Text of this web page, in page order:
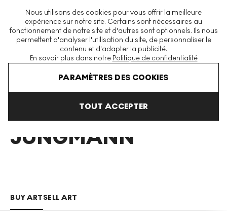
Nous utilisons des cookies pour vous offrir la meilleure
expérience sur notre site. Certains sont nécessaires au
fonctionnement de notre site et d'autres sont optionnels. Ils nous
permettent d'analyser l'utilisation du site, de personnaliser le
contenu et d'adapter la publicité.
En savoir plus dans notre Politique de confidentialité
PARAMÈTRES DES COOKIES
TOUT ACCEPTER
La plus grande plateforme mondiale d'estampes et éditions
modernes et contemporaines
Ina Jungmann
INA
JUNGMANN
BUY ARTSELL ART